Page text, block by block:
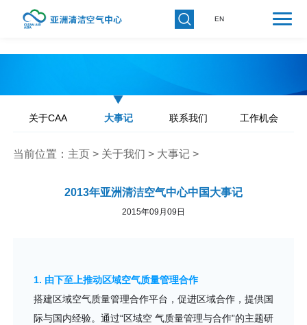
EN
关于CAA 大事记 联系我们 工作机会
当前位置： 主页 > 关于我们 > 大事记 >
2013年亚洲清洁空气中心中国大事记
2015年09月09日
1. 由下至上推动区域空气质量管理合作
搭建区域空气质量管理合作平台，促进区域合作，提供国
际与国内经验。通过“区域空 气质量管理与合作”的主题研